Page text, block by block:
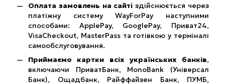
Оплата замовлень на сайтіздійснюється через
платіжну систему WayForPay наступними
способами: ApplePay, GooglePay, Приват24,
VisaCheckout, MasterPass та готівкою у терміналі
самообслуговування.
Приймаємо картки всіх українських банків,
включаючи ПриватБанк, MonoBank (Універсал
Банк), Ощадбанк, Райффайзен Банк, ПУМБ,